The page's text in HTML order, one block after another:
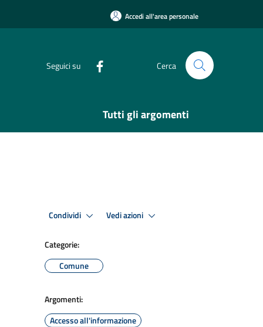
Accedi all'area personale
Seguici su Cerca
Tutti gli argomenti
Condividi Vedi azioni
Categorie:
Comune
Argomenti:
Accesso all'informazione